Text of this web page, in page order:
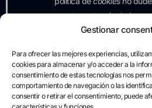
Gestionar
Para ofrecer las mejores experiencias,
cookies para almacenar y/o acceder a la
consentimiento de estas tecnologías nos
comportamiento de navegación o las
consentir o retirar el consentimiento, puede
nosotros a través de la
Revisar mis
sobre cookies
De nuevo, te recuerdo que
preferenciassobre la